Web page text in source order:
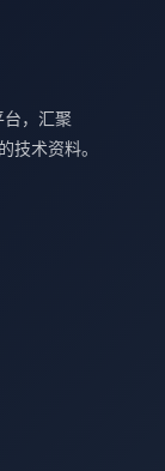
，汇聚
技术资料。